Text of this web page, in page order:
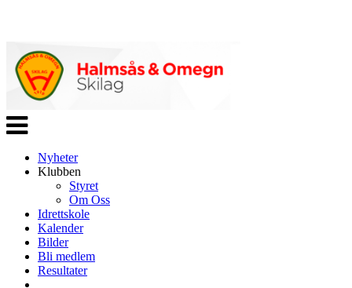
Veksle
navigasjon
Nyheter
Klubben
Styret
Om Oss
Idrettskole
Kalender
Bilder
Bli medlem
Resultater